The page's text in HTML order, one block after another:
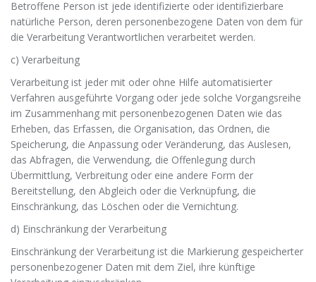
Betroffene Person ist jede identifizierte oder identifizierbare
natürliche Person, deren personenbezogene Daten von dem für
die Verarbeitung Verantwortlichen verarbeitet werden.
c) Verarbeitung
Verarbeitung ist jeder mit oder ohne Hilfe automatisierter
Verfahren ausgeführte Vorgang oder jede solche Vorgangsreihe
im Zusammenhang mit personenbezogenen Daten wie das
Erheben, das Erfassen, die Organisation, das Ordnen, die
Speicherung, die Anpassung oder Veränderung, das Auslesen,
das Abfragen, die Verwendung, die Offenlegung durch
Übermittlung, Verbreitung oder eine andere Form der
Bereitstellung, den Abgleich oder die Verknüpfung, die
Einschränkung, das Löschen oder die Vernichtung.
d) Einschränkung der Verarbeitung
Einschränkung der Verarbeitung ist die Markierung gespeicherter
personenbezogener Daten mit dem Ziel, ihre künftige